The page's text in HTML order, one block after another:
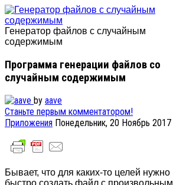
Генератор файлов с случайным
содержимым
Программа генерации файлов со
случайным содержимым
by aave
Станьте первым комментатором!
Приложения Понедельник, 20 Ноябрь 2017
Бывает, что для каких-то целей нужно